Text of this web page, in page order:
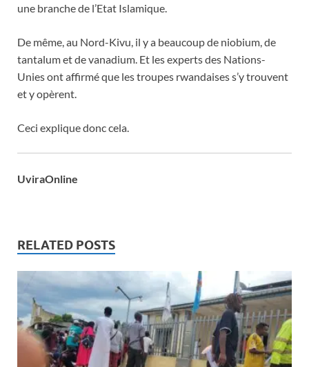
une branche de l’Etat Islamique.
De même, au Nord-Kivu, il y a beaucoup de niobium, de
tantalum et de vanadium. Et les experts des Nations-
Unies ont affirmé que les troupes rwandaises s’y trouvent
et y opèrent.
Ceci explique donc cela.
UviraOnline
RELATED POSTS